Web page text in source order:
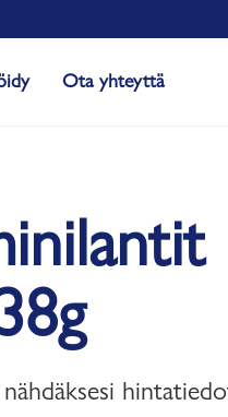
Ota yhteyttä